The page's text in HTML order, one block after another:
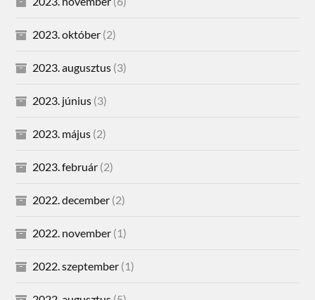
2023. október (2)
2023. augusztus (3)
2023. június (3)
2023. május (2)
2023. február (2)
2022. december (2)
2022. november (1)
2022. szeptember (1)